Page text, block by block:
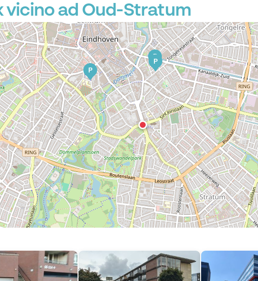
vicino ad Oud-Stratum
P
P
P